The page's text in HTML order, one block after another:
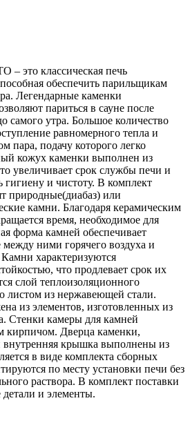
– это классическая печь
обеспечить парильщикам
Легендарные каменки
париться в сауне после
самого утра. Большое количество
равномерного тепла и
пара, подачу которого легко
кожух каменки выполнен из
увеличивает срок службы печи и
гигиену и чистоту. В комплект
природные(диабаз) или
камни. Благодаря керамическим
время, необходимое для
форма камней обеспечивает
ними горячего воздуха и
характеризуются
что продлевает срок их
слой теплоизоляционного
листом из нержавеющей стали.
из элементов, изготовленных из
Стенки камеры для камней
Дверца каменки,
внутренняя крышка выполнены из
в виде комплекта сборных
по месту установки печи без
раствора. В комплект поставки
детали и элементы.